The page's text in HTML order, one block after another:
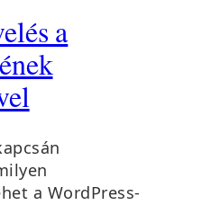
a
a WordPress-